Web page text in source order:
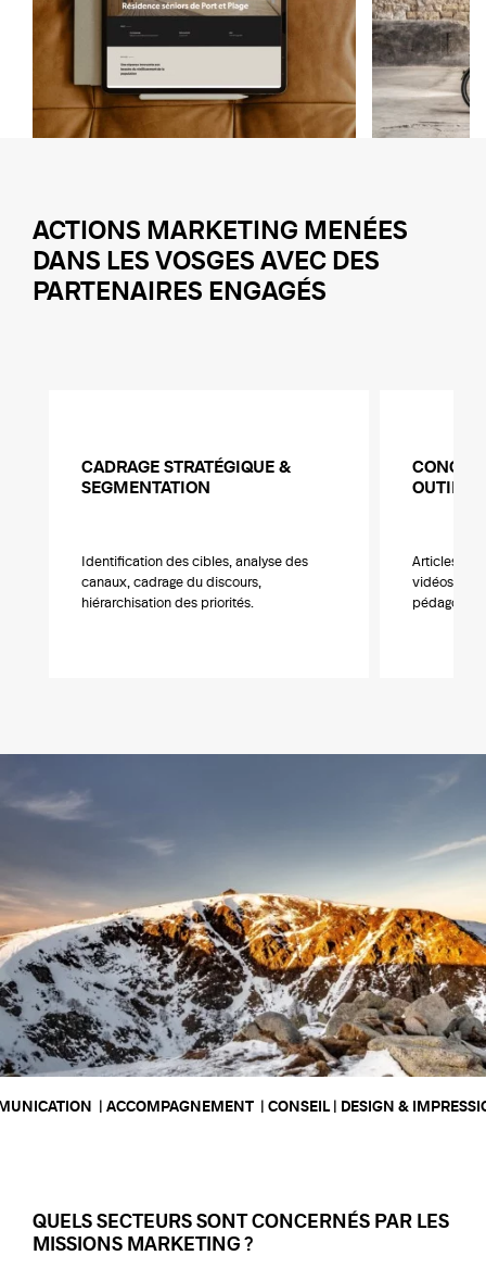
ACTIONS MARKETING MENÉES
DANS LES VOSGES AVEC DES
PARTENAIRES ENGAGÉS
CADRAGE STRATÉGIQUE &
SEGMENTATION
Identification des cibles, analyse des
canaux, cadrage du discours,
hiérarchisation des priorités.
OUTILS
Articles,
vidéos,
| CONSEIL | DESIGN & IMPRESSION |
QUELS SECTEURS SONT CONCERNÉS PAR LES
MISSIONS MARKETING ?